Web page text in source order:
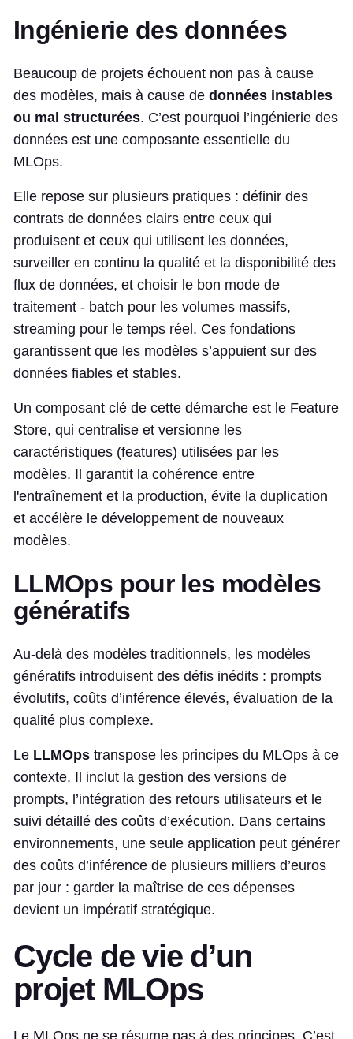
Ingénierie des données
Beaucoup de projets échouent non pas à cause
des modèles, mais à cause de données instables
ou mal structurées. C’est pourquoi l’ingénierie des
données est une composante essentielle du
MLOps.
Elle repose sur plusieurs pratiques : définir des
contrats de données clairs entre ceux qui
produisent et ceux qui utilisent les données,
surveiller en continu la qualité et la disponibilité des
flux de données, et choisir le bon mode de
traitement - batch pour les volumes massifs,
streaming pour le temps réel. Ces fondations
garantissent que les modèles s’appuient sur des
données fiables et stables.
Un composant clé de cette démarche est le Feature
Store, qui centralise et versionne les
caractéristiques (features) utilisées par les
modèles. Il garantit la cohérence entre
l'entraînement et la production, évite la duplication
et accélère le développement de nouveaux
modèles.
LLMOps pour les modèles
génératifs
Au-delà des modèles traditionnels, les modèles
génératifs introduisent des défis inédits : prompts
évolutifs, coûts d’inférence élevés, évaluation de la
qualité plus complexe.
Le LLMOps transpose les principes du MLOps à ce
contexte. Il inclut la gestion des versions de
prompts, l’intégration des retours utilisateurs et le
suivi détaillé des coûts d’exécution. Dans certains
environnements, une seule application peut générer
des coûts d’inférence de plusieurs milliers d’euros
par jour : garder la maîtrise de ces dépenses
devient un impératif stratégique.
Cycle de vie d’un
projet MLOps
Le MLOps ne se résume pas à des principes. C’est